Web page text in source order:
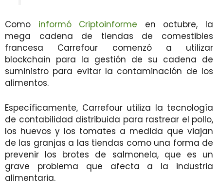
Como informó Criptoinforme en octubre, la
mega cadena de tiendas de comestibles
francesa Carrefour comenzó a utilizar
blockchain para la gestión de su cadena de
suministro para evitar la contaminación de los
alimentos.
Específicamente, Carrefour utiliza la tecnología
de contabilidad distribuida para rastrear el pollo,
los huevos y los tomates a medida que viajan
de las granjas a las tiendas como una forma de
prevenir los brotes de salmonela, que es un
grave problema que afecta a la industria
alimentaria.